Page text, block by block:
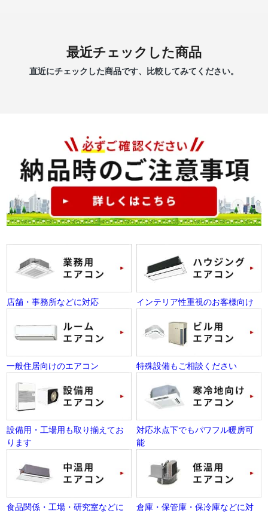
最近チェックした商品
直近にチェックした商品です、比較してみてください。
店舗・事務所などに対応 インテリア性重視のお客様向け
一般住居向けのエアコン 特殊設備もご相談ください
設備用・工場用も取り揃えてお
ります
対応氷点下でもパワフル暖房可
能
食品関係・工場・研究室などに
倉庫・保管庫・保冷庫などに対